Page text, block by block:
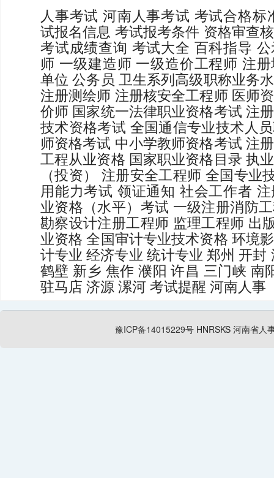
人事考试 河南人事考试 考试合格标
试报名信息 考试报考条件 资格审查
考试成绩查询 考试大全 百科指导
师 一级建造师 一级造价工程师 注
单位 公务员 卫生系列高级职称业务
注册测绘师 注册核安全工程师 医师
价师 国家统一法律职业资格考试 注
技术资格考试 全国通信专业技术人
师资格考试 中小学教师资格考试 注
工程从业资格 国家职业资格目录 执
（投资） 注册安全工程师 全国专业
用能力考试 领证通知 社会工作者
业资格（水平）考试 一级注册消防
勘察设计注册工程师 监理工程师 出
业资格 全国审计专业技术资格 环境
计专业 经济专业 统计专业 郑州 开封
鹤壁 新乡 焦作 濮阳 许昌 三门峡 南
驻马店 济源漯河考试提醒 河南人事
豫ICP备14015229号 HNRSKS 河南省人